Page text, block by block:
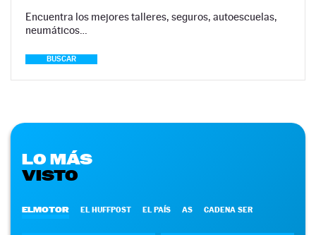
Encuentra los mejores talleres, seguros, autoescuelas,
neumáticos…
BUSCAR
LO MÁS
VISTO
ELMOTOR EL HUFFPOST EL PAÍS AS CADENA SER